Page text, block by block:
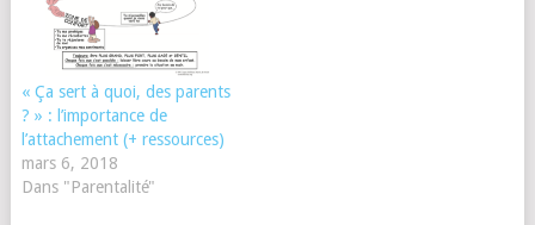
« Ça sert à quoi, des parents
? » : l’importance de
l’attachement (+ ressources)
mars 6, 2018
Dans "Parentalité"